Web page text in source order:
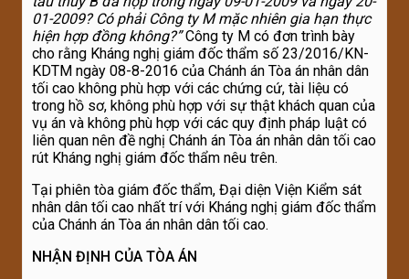
01-2009? Có phải Công ty M mặc nhiên gia hạn thực
hiện hợp đồng không?”Công ty M có đơn trình bày
cho rằng Kháng nghị giám đốc thẩm số 23/2016/KN-
KDTM ngày 08-8-2016 của Chánh án Tòa án nhân dân
tối cao không phù hợp với các chứng cứ, tài liệu có
trong hồ sơ, không phù hợp với sự thật khách quan của
vụ án và không phù hợp với các quy định pháp luật có
liên quan nên đề nghị Chánh án Tòa án nhân dân tối cao
rút Kháng nghị giám đốc thẩm nêu trên.
Tại phiên tòa giám đốc thẩm, Đại diện Viện Kiểm sát
nhân dân tối cao nhất trí với Kháng nghị giám đốc thẩm
của Chánh án Tòa án nhân dân tối cao.
NHẬN ĐỊNH CỦA TÒA ÁN